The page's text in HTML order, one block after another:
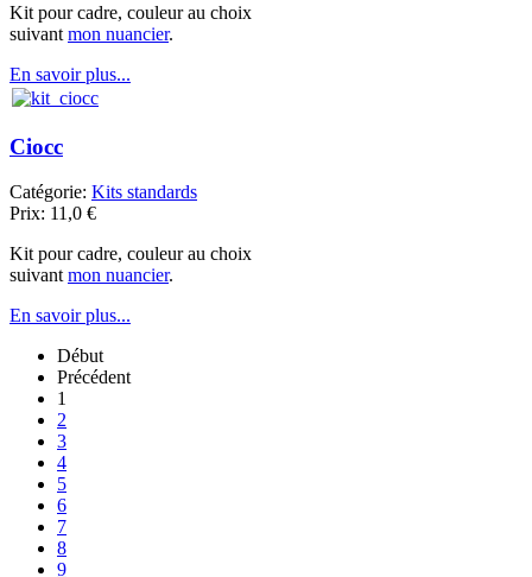
Kit pour cadre, couleur au choix
suivant mon nuancier.
En savoir plus...
Ciocc
Catégorie: Kits standards
Prix: 11,0 €
Kit pour cadre, couleur au choix
suivant mon nuancier.
En savoir plus...
Début
Précédent
1
2
3
4
5
6
7
8
9